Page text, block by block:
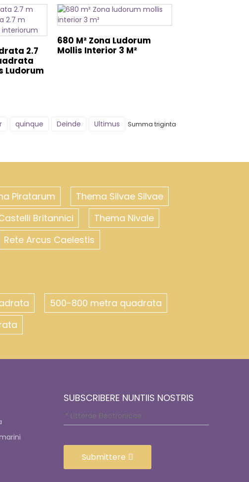
2.7
Ludorum
680 M² Zona Ludorum
Mollis Interior 3 M²
quinque Deinde Ultimus Summa triginta
Piratarum
Thema Silvae Silvae
Britannici
Thema Nivale
Rete Arcus Caelestis
500-800 metra quadrata
SUBSCRIBERE NUNTIIS NOSTRIS
Submittere